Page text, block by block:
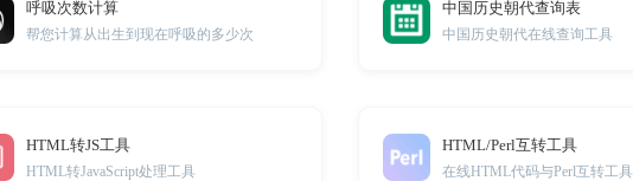
呼吸次数计算
帮您计算从出生到现在呼吸的多少次
中国历史朝代查询表
中国历史朝代在线查询工具
HTML转JS工具
HTML转JavaScript处理工具
HTML/Perl互转工具
在线HTML代码与Perl互转工具